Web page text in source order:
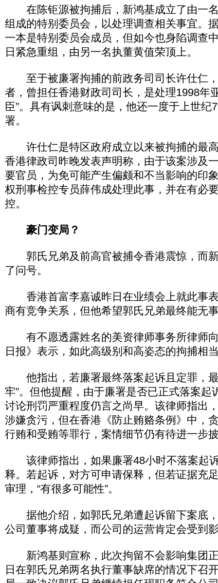
在陈钜源被拘捕后，新鸿基成立了由一
组成的特别委员会，以处理调查相关事宜。
一本是特别委员会成员，但如今也身陷调查
日紧急重组，由另一名执董黄值荣顶上。
至于被廉署拘捕的前政务司司长许仕仁
者，曾担任香港财政司司长，是处理1998年
臣”。具有讽刺意味的是，他还一度于上世纪
署。
许仕仁是特区政府成立以来被拘捕的最
香港律政司昨晚发表声明称，由于该案涉及
要官员，为免可能产生偏颇和不当影响的印
权刑事检控专员薛伟成处理此事，并在有必
控。
豪门变局？
郭氏兄弟及前高官被捕令香港震惊，而
了问号。
香港首富李嘉诚昨日在业绩会上就此事
商有竞争关系，但他希望郭氏兄弟最终能无
有不愿透露姓名的美资律师事务所律师
日报》表示，如此高级别和高姿态的拘捕相
他指出，若廉署最终落案起诉且定罪，最
牢”。但他提醒，由于廉署是否已正式落案起
讨论刑罚严重程度仍言之尚早。该律师指出
涉嫌贪污，但在香港《防止贿赂条例》中，
行贿和受贿等罪行，案情细节仍有待进一步
该律师指出，如果廉署48小时不落案起
释。若起诉，对方可申请保释，但若证据充
审理，“有很多可能性”。
据他介绍，如郭氏兄弟遭起诉留下案底
公司董事将成疑，而公司的运营肯定会受到
新鸿基则宣称，此次拘留不会影响集团
日在郭氏兄弟两名执行董事缺席的情况下召